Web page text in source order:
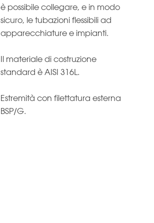
è possibile collegare, e in modo
sicuro, le tubazioni flessibili ad
apparecchiature e impianti.
Il materiale di costruzione
standard è AISI 316L.
Estremità con filettatura esterna
BSP/G.